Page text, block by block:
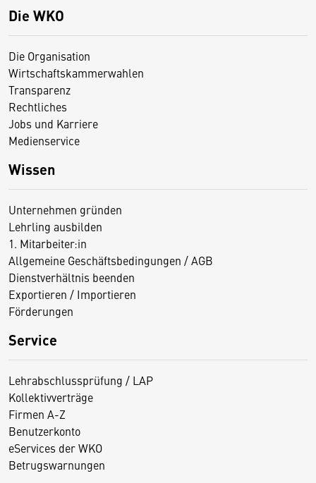
Die WKO
Die Organisation
Wirtschaftskammerwahlen
Transparenz
Rechtliches
Jobs und Karriere
Medienservice
Wissen
Unternehmen gründen
Lehrling ausbilden
1. Mitarbeiter:in
Allgemeine Geschäftsbedingungen / AGB
Dienstverhältnis beenden
Exportieren / Importieren
Förderungen
Service
Lehrabschlussprüfung / LAP
Kollektivverträge
Firmen A-Z
Benutzerkonto
eServices der WKO
Betrugswarnungen